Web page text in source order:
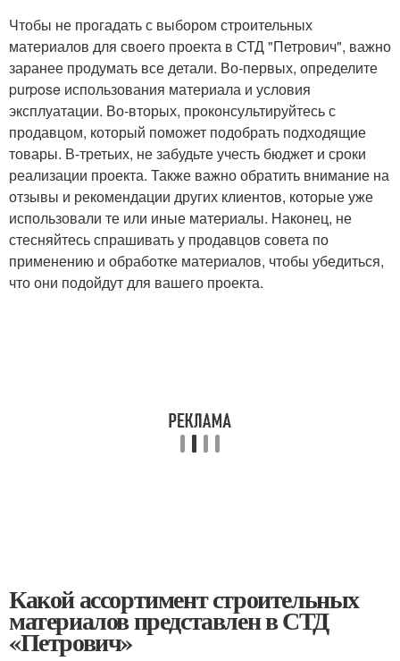
Чтобы не прогадать с выбором строительных
материалов для своего проекта в СТД "Петрович", важно
заранее продумать все детали. Во-первых, определите
purpose использования материала и условия
эксплуатации. Во-вторых, проконсультируйтесь с
продавцом, который поможет подобрать подходящие
товары. В-третьих, не забудьте учесть бюджет и сроки
реализации проекта. Также важно обратить внимание на
отзывы и рекомендации других клиентов, которые уже
использовали те или иные материалы. Наконец, не
стесняйтесь спрашивать у продавцов совета по
применению и обработке материалов, чтобы убедиться,
что они подойдут для вашего проекта.
Какой ассортимент строительных
материалов представлен в СТД
«Петрович»